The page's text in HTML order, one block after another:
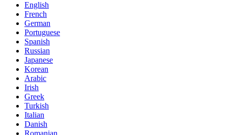
English
French
German
Portuguese
Spanish
Russian
Japanese
Korean
Arabic
Irish
Greek
Turkish
Italian
Danish